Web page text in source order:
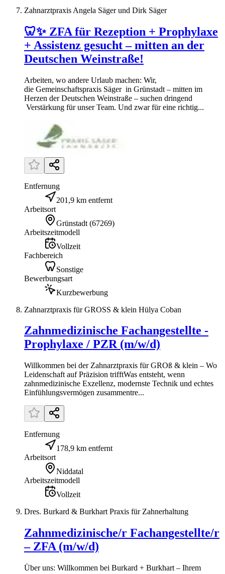
Zahnarztpraxis Angela Säger und Dirk Säger
🦷✨ ZFA für Rezeption + Prophylaxe
+ Assistenz gesucht – mitten an der
Deutschen Weinstraße!
Arbeiten, wo andere Urlaub machen: Wir,
die Gemeinschaftspraxis Säger in Grünstadt – mitten im
Herzen der Deutschen Weinstraße – suchen dringend
Verstärkung für unser Team. Und zwar für eine richtig...
Entfernung
201,9 km entfernt
Arbeitsort
Grünstadt (67269)
Arbeitszeitmodell
Vollzeit
Fachbereich
Sonstige
Bewerbungsart
Kurzbewerbung
Zahnarztpraxis für GROSS & klein Hülya Coban
Zahnmedizinische Fachangestellte -
Prophylaxe / PZR (m/w/d)
Willkommen bei der Zahnarztpraxis für GROß & klein – Wo
Leidenschaft auf Präzision trifftWas entsteht, wenn
zahnmedizinische Exzellenz, modernste Technik und echtes
Einfühlungsvermögen zusammentre...
Entfernung
178,9 km entfernt
Arbeitsort
Niddatal
Arbeitszeitmodell
Vollzeit
Dres. Burkard & Burkhart Praxis für Zahnerhaltung
Zahnmedizinische/r Fachangestellte/r
– ZFA (m/w/d)
Über uns: Willkommen bei Burkard + Burkhart – Ihrem